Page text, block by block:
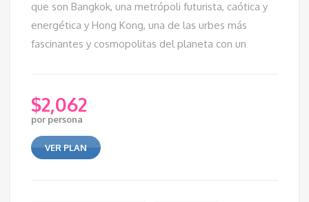
que son Bangkok, una metrópoli futurista, caótica y
energética y Hong Kong, una de las urbes más
fascinantes y cosmopolitas del planeta con un
$2,062
por persona
VER PLAN